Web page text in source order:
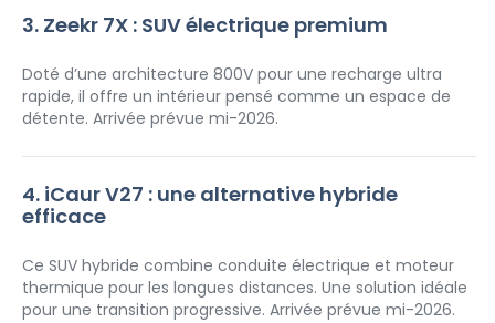
3. Zeekr 7X : SUV électrique premium
Doté d’une architecture 800V pour une recharge ultra
rapide, il offre un intérieur pensé comme un espace de
détente. Arrivée prévue mi-2026.
4. iCaur V27 : une alternative hybride
efficace
Ce SUV hybride combine conduite électrique et moteur
thermique pour les longues distances. Une solution idéale
pour une transition progressive. Arrivée prévue mi-2026.